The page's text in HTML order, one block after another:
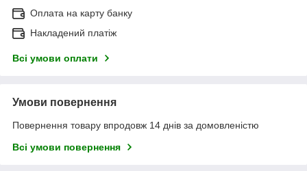
Оплата на карту банку
Накладений платіж
Всі умови оплати
Умови повернення
Повернення товару впродовж 14 днів за домовленістю
Всі умови повернення